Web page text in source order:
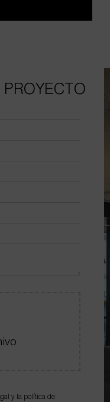
y la política de